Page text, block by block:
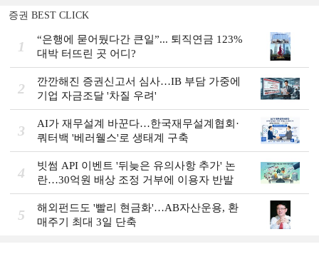
증권 BEST CLICK
1
“은행에 묻어뒀다간 큰일”... 퇴직연금 123%
대박 터뜨린 곳 어디?
2
깐깐해진 증권신고서 심사…IB 부담 가중에
기업 자금조달 '차질 우려'
3
AI가 재무설계 바꾼다…한국재무설계협회·
쿼터백 '베러웰스'로 생태계 구축
4
빗썸 API 이벤트 '뒤늦은 유의사항 추가' 논
란…30억원 배상 조정 거부에 이용자 반발
5
해외펀드도 '빨리 현금화'…AB자산운용, 환
매주기 최대 3일 단축